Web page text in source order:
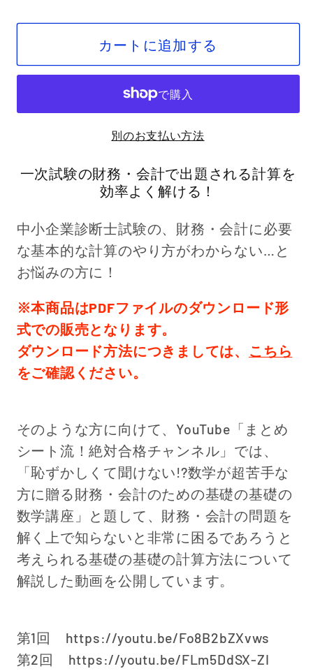
格
カートに追加する
別のお支払い方法
一次試験の財務・会計で出題される計算を
効率よく解ける！
中小企業診断士試験の、財務・会計に必要
な基本的な計算のやり方がわからない…と
お悩みの方に！
※本商品はPDFファイルのダウンロード形
式での販売となります。
ダウンロード方法につきましては、 こちら
をご確認ください。
そのような方に向けて、YouTube「まとめ
シート流！絶対合格チャンネル」では、
「恥ずかしくて聞けない!?数学が超苦手な
方に贈る財務・会計のための基礎の基礎の
数学講座」と題して、財務・会計の問題を
解く上で知らないと非常に困るであろうと
考えられる基礎の基礎の計算方法について
解説した動画を公開しています。
第1回 https://youtu.be/Fo8B2bZXvws
第2回 https://youtu.be/FLm5DdSX-ZI